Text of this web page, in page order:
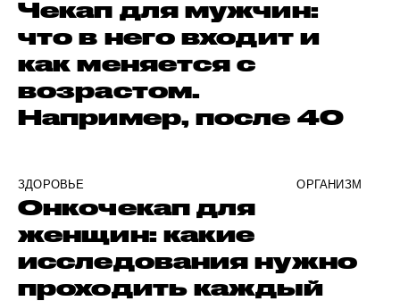
Чекап для мужчин:
что в него входит и
как меняется с
возрастом.
Например, после 40
ЗДОРОВЬЕ ОРГАНИЗМ
Онкочекап для
женщин: какие
исследования нужно
проходить каждый